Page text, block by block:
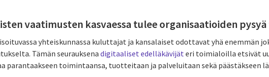
vaatimusten kasvaessa tulee organisaatioiden
yhteiskunnassa kuluttajat ja kansalaiset odottavat yhä enemmän
Tämän seurauksenadigitaaliset edelläkävijät eri toimialoilla etsivät
parantaakseen toimintaansa, tuotteitaan ja palveluitaan sekä päästäkseen